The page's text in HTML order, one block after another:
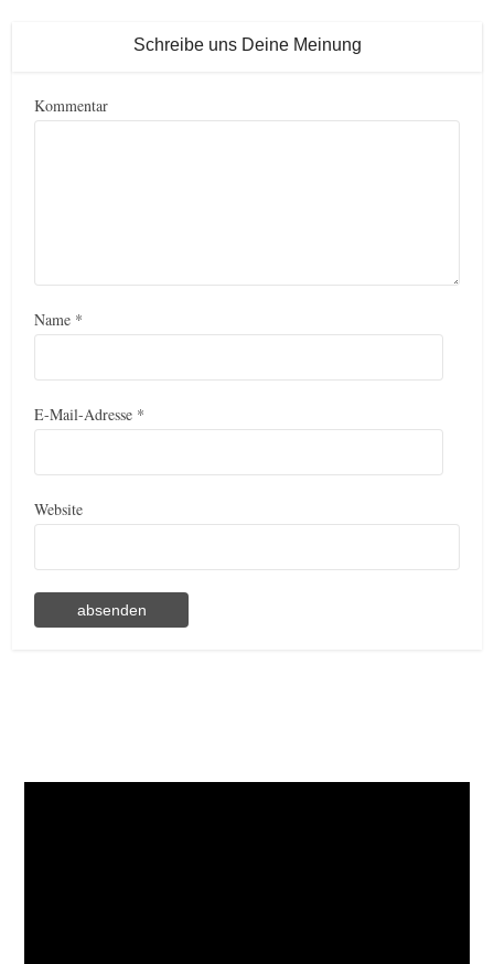
Schreibe uns Deine Meinung
Kommentar
Name *
E-Mail-Adresse *
Website